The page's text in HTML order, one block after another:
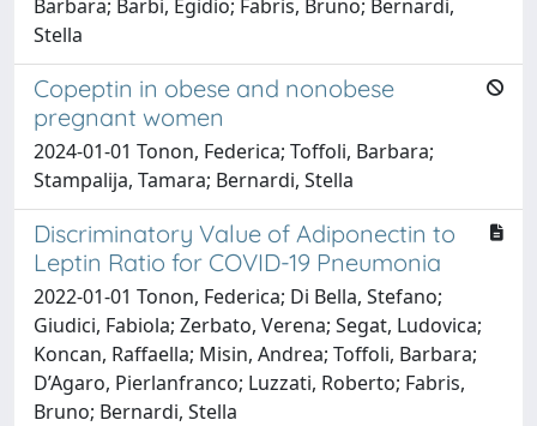
Barbara; Barbi, Egidio; Fabris, Bruno; Bernardi,
Stella
Copeptin in obese and nonobese
pregnant women
2024-01-01 Tonon, Federica; Toffoli, Barbara;
Stampalija, Tamara; Bernardi, Stella
Discriminatory Value of Adiponectin to
Leptin Ratio for COVID-19 Pneumonia
2022-01-01 Tonon, Federica; Di Bella, Stefano;
Giudici, Fabiola; Zerbato, Verena; Segat, Ludovica;
Koncan, Raffaella; Misin, Andrea; Toffoli, Barbara;
D’Agaro, Pierlanfranco; Luzzati, Roberto; Fabris,
Bruno; Bernardi, Stella